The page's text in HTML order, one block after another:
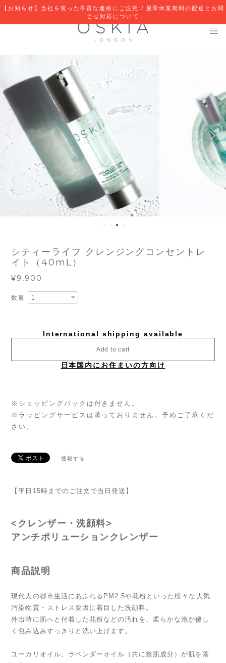
【お知らせ】当社を装った不審な連絡にご注意 / 夏季休業期間の配送とお問
合せ対応について
シティーライフ クレンジングコンセントレ
イト（40mL）
¥9,900
数量
International shipping available
Add to cart
日本国内にお住まいの方向け
※ショッピングバックは付きません。
※ラッピングサービスは承っておりません。予めご了承くだ
さい。
通報する
【平日15時までのご注文で当日発送】
<クレンザー・洗顔料>
アンチポリューションクレンザー
商品説明
現代人の都市生活にあふれるPM2.5や花粉といった様々な大気
汚染物質・ストレス要因に着目した洗顔料。
外出時に肌へと付着した花粉などの汚れを、柔らかな泡が優し
く包み込みすっきりと洗い上げます。
ユーカリオイル、ラベンダーオイル（共に整肌成分）が肌を落